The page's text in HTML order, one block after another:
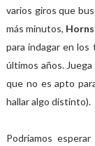
varios giros que
más minutos, Horns
para indagar en
últimos años.
que no es apto
hallar algo distinto).
Podríamos